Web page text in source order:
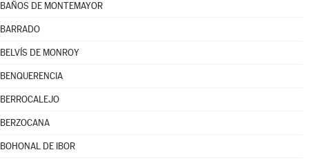
BAÑOS DE MONTEMAYOR
BARRADO
BELVÍS DE MONROY
BENQUERENCIA
BERROCALEJO
BERZOCANA
BOHONAL DE IBOR